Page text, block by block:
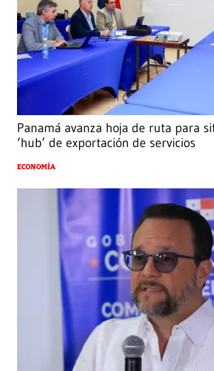
Panamá avanza hoja de ruta para
‘hub’ de exportación de servicios
ECONOMÍA